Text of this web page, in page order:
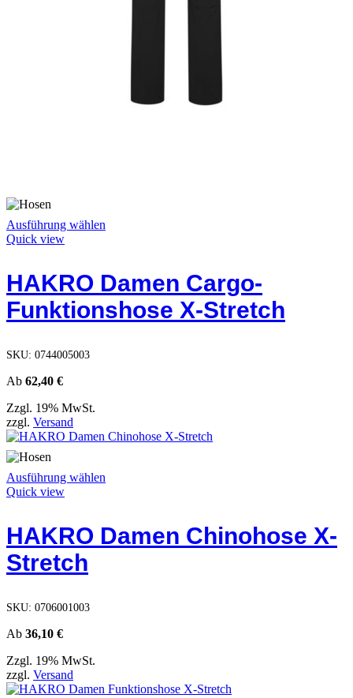
Ausführung wählen
Varianten
auf.
Die
Optionen
Quick view
HAKRO Damen Cargo-
Funktionshose X-Stretch
SKU: 0744005003
Ab 62,40 €
Zzgl. 19% MwSt.
zzgl. Versand
Ausführung wählen
Varianten
auf.
Quick view
HAKRO Damen Chinohose X-
Stretch
SKU: 0706001003
Ab 36,10 €
Zzgl. 19% MwSt.
zzgl. Versand